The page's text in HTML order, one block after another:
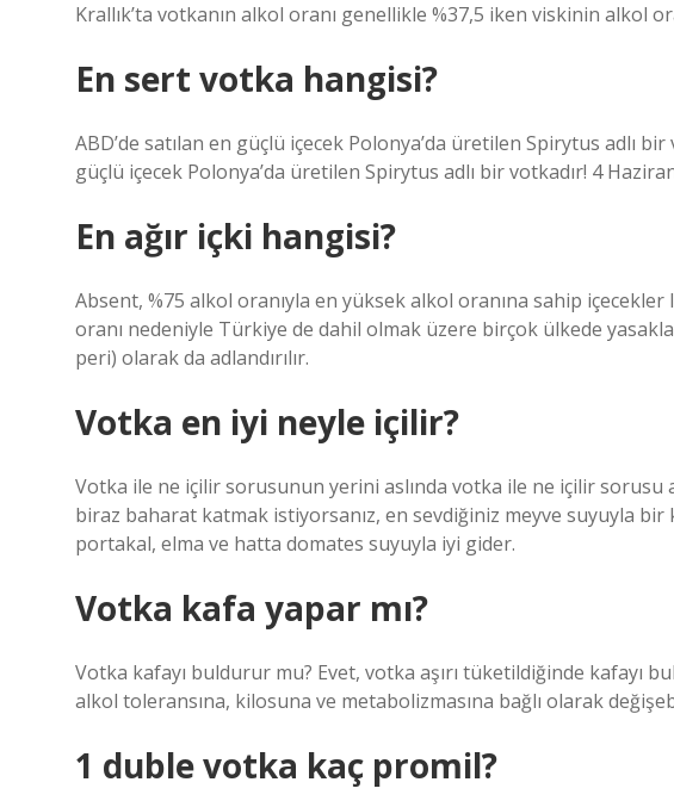
Krallık’ta votkanın alkol oranı genellikle %37,5 iken viskinin alkol
En sert votka hangisi?
ABD’de satılan en güçlü içecek Polonya’da üretilen Spirytus adlı
güçlü içecek Polonya’da üretilen Spirytus adlı bir votkadır! 4
En ağır içki hangisi?
Absent, %75 alkol oranıyla en yüksek alkol oranına sahip içecekler
oranı nedeniyle Türkiye de dahil olmak üzere birçok ülkede
peri) olarak da adlandırılır.
Votka en iyi neyle içilir?
Votka ile ne içilir sorusunun yerini aslında votka ile ne içilir sorusu
biraz baharat katmak istiyorsanız, en sevdiğiniz meyve suyuyla
portakal, elma ve hatta domates suyuyla iyi gider.
Votka kafa yapar mı?
Votka kafayı buldurur mu? Evet, votka aşırı tüketildiğinde kafayı
alkol toleransına, kilosuna ve metabolizmasına bağlı olarak
1 duble votka kaç promil?